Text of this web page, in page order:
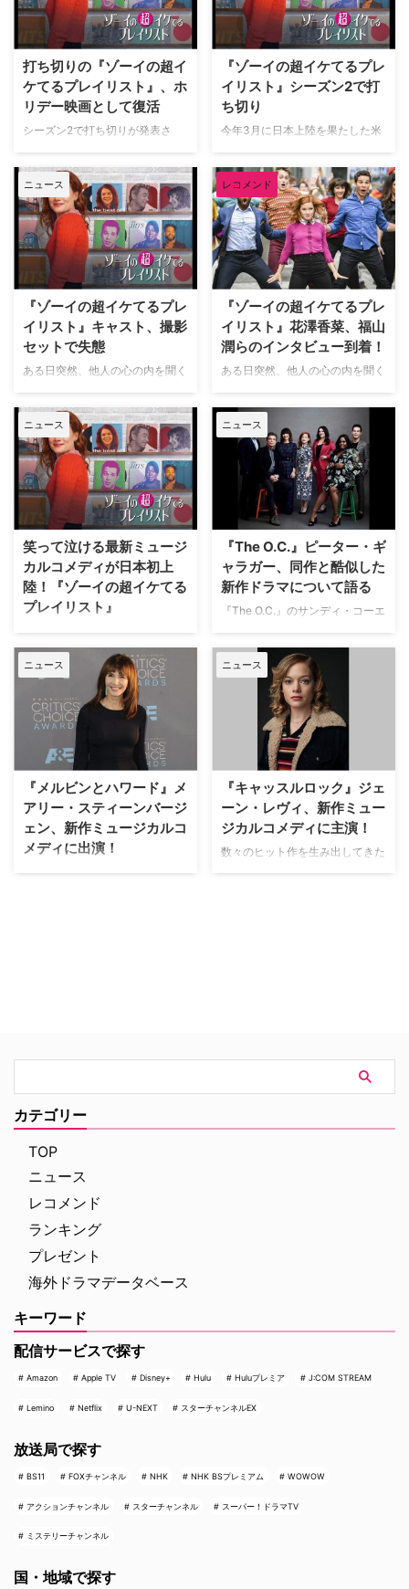
る。 『ゾーイの超イケてるプレ
イリスト』は、ある日突然、他人
を持った主人公を描くミュージカ
ルコメディ。数々のヒ…
して復活を果たすことは以前お伝
えしたが、この度正式に配信会社
Rokuから配信されることが決定
した。米TV Lineらが報じてい
る。 『Zoe…
打ち切りの『ゾーイの超イ
ケてるプレイリスト』、ホ
リデー映画として復活
シーズン2で打ち切りが発表さ
NBCのミュージカルコメディ
『ゾーイの超イケてるプレイリス
ト』が、ホリデイムービーとして
帰ってくるとDeadlineが伝えて
いる。 6月に打ち切られ、その
後、ミニシリーズや映画、NBC
の配信サービスPeacockでの救
索されていた『ゾ…
『ゾーイの超イケてるプレ
イリスト』シーズン2で打
ち切り
今年3月に日本上陸を果たした米
レイリスト』。新たなミュージカ
ルシリーズとして注目を集めてい
た本作がシーズン2で打ち切りに
なると米TV Lineが伝えている。
『ゾーイの超イケてるプレイリス
ト』は、ある日突然、他人の心の
内を聞くことができる能力を持っ
ジカルコメデ…
ニュース
『ゾーイの超イケてるプレ
イリスト』キャスト、撮影
セットで失態
ある日突然、他人の心の内を聞く
に描く米NBCのミュージカルコ
メディ『ゾーイの超イケてるプレ
イリスト』。その出演キャスト
が、撮影セットで失態をしでかし
たという。 シーズン2でジョージ
を演じるハーヴィー・ギレン
（『マジシャンズ』）が、ブリト
「Stronger」に合わせて激し…
レコメンド
『ゾーイの超イケてるプレ
イリスト』花澤香菜、福山
潤らのインタビュー到着！
ある日突然、他人の心の内を聞く
ンを主人公に描くミュージカルコ
メディ『ゾーイの超イケてるプレ
イリスト』。本作の吹替版に出演
する花澤香菜、福山潤らのインタ
ビューが到着した。 2020年に米
NBCにて放送開始された『ゾー
イの超イケてるプレイリスト』。
ン・ウィンズバーグ…
ニュース
笑って泣ける最新ミュージ
カルコメディが日本初上
陸！『ゾーイの超イケてる
プレイリスト』
ある日突然、他人の心の内を聞く
ことができる能力を持ったヒロイ
ンを主人公に描くミュージカルコ
メディ『ゾーイの超イケてるプレ
イリスト（原題：Zoey's
Extraordinary Playlist）』が、ス
ーパー！ドラマTVにて日本初放
送となる。（最終更新日：2月3
始された『ゾーイの超…
ニュース
『The O.C.』ピーター・ギ
ャラガー、同作と酷似した
新作ドラマについて語る
『The O.C.』のサンディ・コーエ
アーサー・キャンベル役などで知
られるピーター・ギャラガーが、
自身が出演する最新作は『The
O.C.』に非常によく似ていると語
った。米Entertianment Weekly
が報じる。 現在ピーターは、米
NBCの『Zoey's Extraordinar…
ニュース
『メルビンとハワード』メ
アリー・スティーンバージ
ェン、新作ミュージカルコ
メディに出演！
1980年の映画『メルビンとハワ
ニュース
『キャッスルロック』ジェ
ーン・レヴィ、新作ミュー
ジカルコメディに主演！
数々のヒット作を生み出してきた
カテゴリー
TOP
ニュース
レコメンド
ランキング
プレゼント
海外ドラマデータベース
キーワード
配信サービスで探す
Amazon Apple TV Disney+ Hulu Huluプレミア J:COM STREAM
Lemino Netflix U-NEXT スターチャンネルEX
放送局で探す
BS11 FOXチャンネル NHK NHK BSプレミアム WOWOW
アクションチャンネル スターチャンネル スーパー！ドラマTV
ミステリーチャンネル
国・地域で探す